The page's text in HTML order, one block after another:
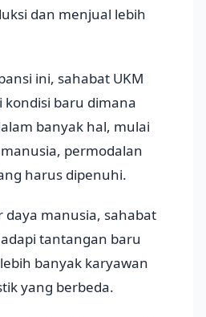
dan menjual lebih
ini, sahabat UKM
baru dimana
banyak hal, mulai
permodalan
harus dipenuhi.
daya manusia, sahabat
tantangan baru
banyak karyawan
yang berbeda.